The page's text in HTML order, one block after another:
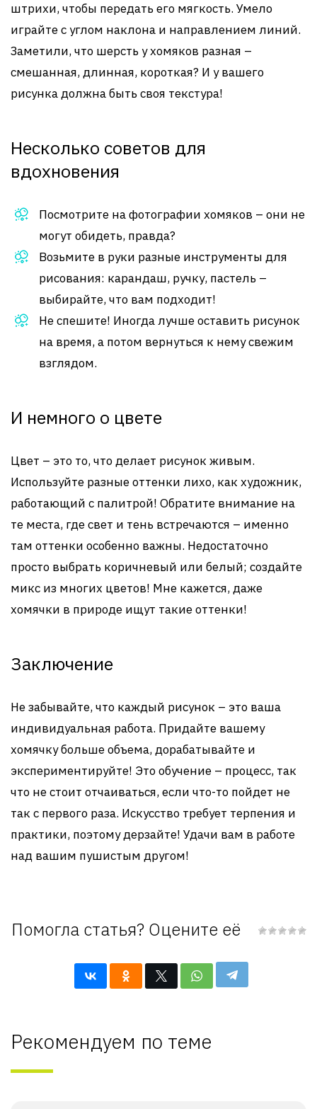
штрихи, чтобы передать его мягкость. Умело
играйте с углом наклона и направлением линий.
Заметили, что шерсть у хомяков разная –
смешанная, длинная, короткая? И у вашего
рисунка должна быть своя текстура!
Несколько советов для
вдохновения
Посмотрите на фотографии хомяков – они не
могут обидеть, правда?
Возьмите в руки разные инструменты для
рисования: карандаш, ручку, пастель –
выбирайте, что вам подходит!
Не спешите! Иногда лучше оставить рисунок
на время, а потом вернуться к нему свежим
взглядом.
И немного о цвете
Цвет – это то, что делает рисунок живым.
Используйте разные оттенки лихо, как художник,
работающий с палитрой! Обратите внимание на
те места, где свет и тень встречаются – именно
там оттенки особенно важны. Недостаточно
просто выбрать коричневый или белый; создайте
микс из многих цветов! Мне кажется, даже
хомячки в природе ищут такие оттенки!
Заключение
Не забывайте, что каждый рисунок – это ваша
индивидуальная работа. Придайте вашему
хомячку больше объема, дорабатывайте и
экспериментируйте! Это обучение – процесс, так
что не стоит отчаиваться, если что-то пойдет не
так с первого раза. Искусство требует терпения и
практики, поэтому дерзайте! Удачи вам в работе
над вашим пушистым другом!
Помогла статья? Оцените её
Рекомендуем по теме